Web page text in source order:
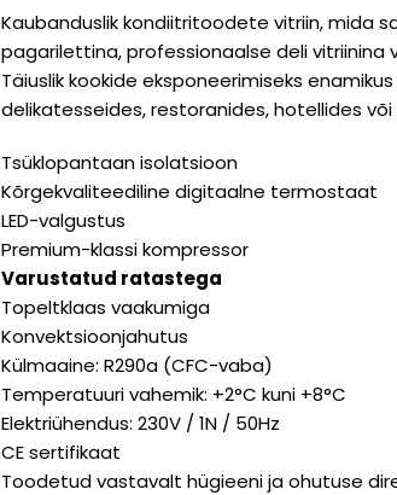
Kaubanduslik kondiitritoodete vitriin, mida
pagarilettina, professionaalse deli vitriinina
Täiuslik kookide eksponeerimiseks
delikatesseides, restoranides, hotellides
Tsüklopantaan isolatsioon
Kõrgekvaliteediline digitaalne termostaat
LED-valgustus
Premium-klassi kompressor
Varustatud ratastega
Topeltklaas vaakumiga
Konvektsioonjahutus
Külmaaine: R290a (CFC-vaba)
Temperatuuri vahemik: +2°C kuni +8°C
Elektriühendus: 230V / 1N / 50Hz
CE sertifikaat
Toodetud vastavalt hügieeni ja ohutuse